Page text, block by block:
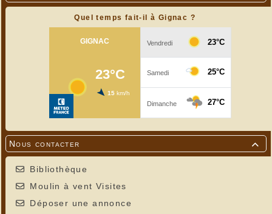
Quel temps fait-il à Gignac ?

Nous contacter
Bibliothèque
Moulin à vent Visites
Déposer une annonce